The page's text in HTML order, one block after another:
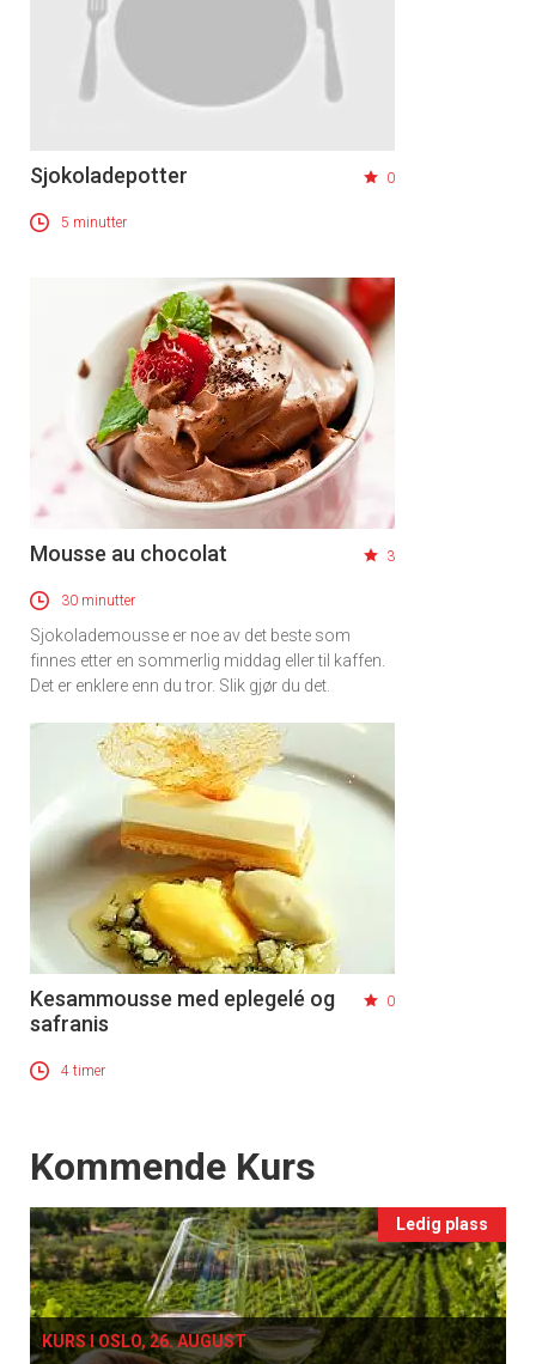
Få ukentlige nyhetsbrev fra
Apéritif
Vi tilbyr flere ukentlige nyhetsbrev. Du
kan fritt velge hvilke du ønsker å få
tilsendt.
Registrer deg
Sjokoladepotter 0
5 minutter
Mousse au chocolat 3
30 minutter
Sjokolademousse er noe av det beste som
finnes etter en sommerlig middag eller til kaffen.
Det er enklere enn du tror. Slik gjør du det.
Kesammousse med eplegelé og
safranis
0
4 timer
Events
Kommende Kurs
Ledig plass
KURS I OSLO, 26. AUGUST